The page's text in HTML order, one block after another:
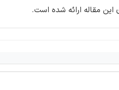
مقاله ارائه شده است.